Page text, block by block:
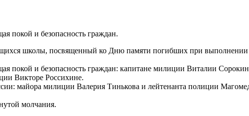
покой и безопасность граждан.
школы, посвященный ко Дню памяти погибших при выполнении
покой и безопасность граждан: капитане милиции Виталии
Викторе Россихине.
майора милиции Валерия Тинькова и лейтенанта полиции
молчания.